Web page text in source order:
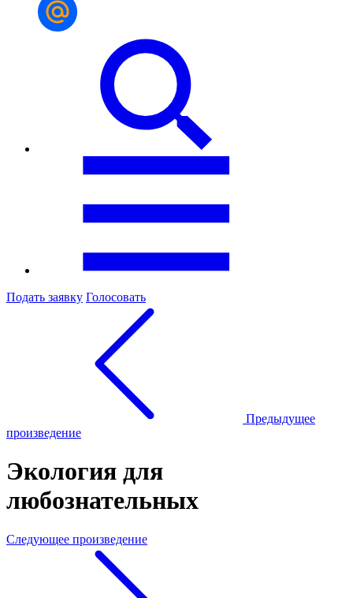
Подать заявку Голосовать
Предыдущее
произведение
Экология для
любознательных
Следующее произведение